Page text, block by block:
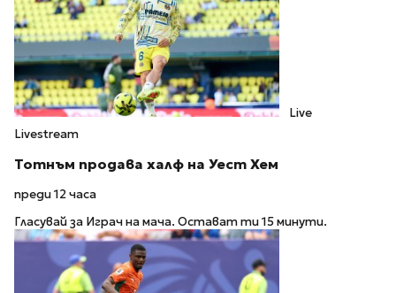
Live
Livestream
Тотнъм продава халф на Уест Хем
преди 12 часа
Гласувай за Играч на мача. Остават ти 15 минути.